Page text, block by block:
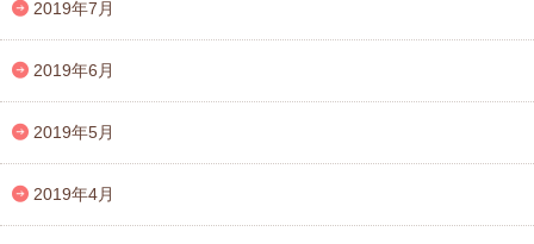
2019年7月
2019年6月
2019年5月
2019年4月